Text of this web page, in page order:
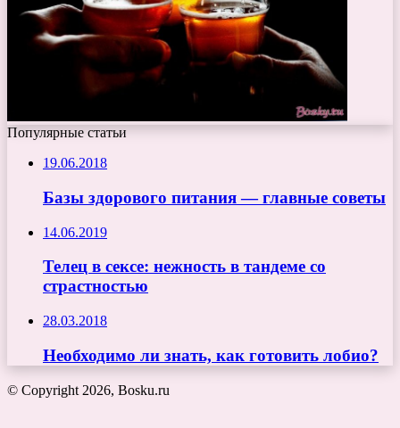
Популярные статьи
19.06.2018
Базы здорового питания — главные советы
14.06.2019
Телец в сексе: нежность в тандеме со
страстностью
28.03.2018
Необходимо ли знать, как готовить лобио?
© Copyright 2026, Bosku.ru